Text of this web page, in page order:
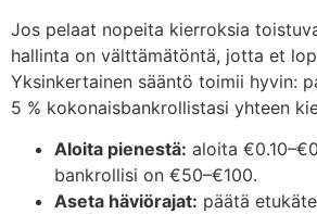
Jos pelaat nopeita kierroksia
hallinta on välttämätöntä, jotta et
Yksinkertainen sääntö toimii hyvin:
5 % kokonaisbankrollistasi yhteen
Aloita pienestä: aloita
bankrollisi on €50–€100.
Aseta häviörajat: päätä